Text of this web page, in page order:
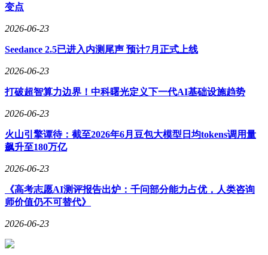
变点
2026-06-23
Seedance 2.5已进入内测尾声 预计7月正式上线
2026-06-23
打破超智算力边界！中科曙光定义下一代AI基础设施趋势
2026-06-23
火山引擎谭待：截至2026年6月豆包大模型日均tokens调用量
飙升至180万亿
2026-06-23
《高考志愿AI测评报告出炉：千问部分能力占优，人类咨询
师价值仍不可替代》
2026-06-23